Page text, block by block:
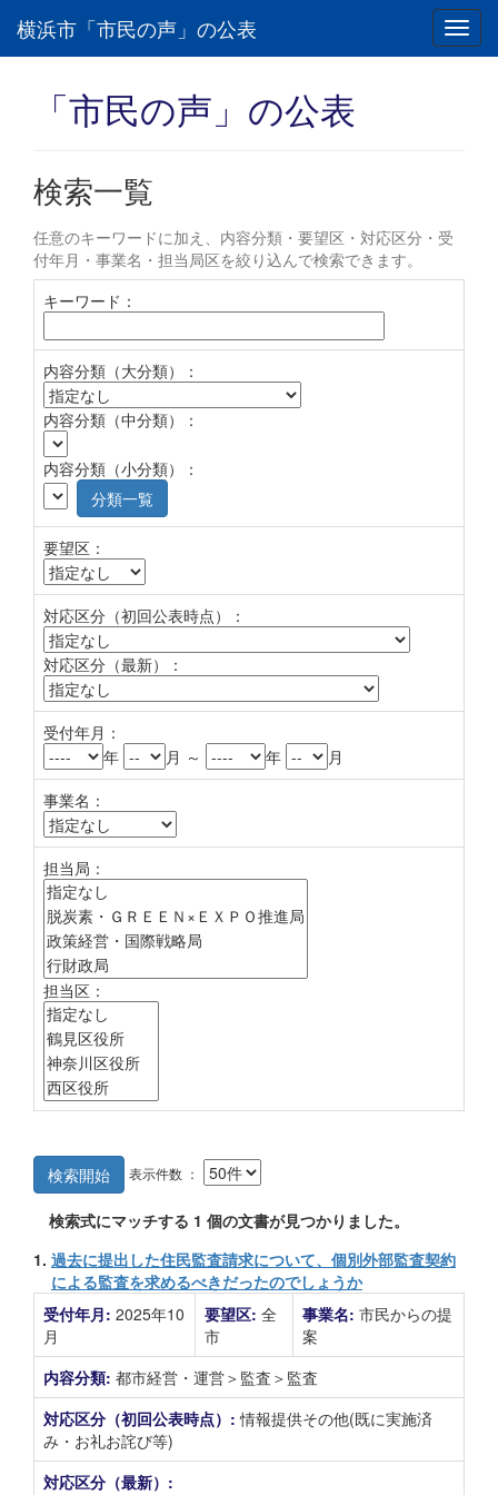
横浜市「市民の声」の公表
「市民の声」の公表
検索一覧
任意のキーワードに加え、内容分類・要望区・対応区分・受
付年月・事業名・担当局区を絞り込んで検索できます。
キーワード：
内容分類（大分類）：
内容分類（中分類）：
内容分類（小分類）：
分類一覧
要望区：
対応区分（初回公表時点）：
対応区分（最新）：
受付年月：
年
月 ～ 年
月
事業名：
担当局：
担当区：
検索開始 表示件数 ：
検索式にマッチする 1 個の文書が見つかりました。
1. 過去に提出した住民監査請求について、個別外部監査契約
による監査を求めるべきだったのでしょうか
受付年月: 2025年10
月
要望区: 全
市
事業名: 市民からの提
案
内容分類: 都市経営・運営＞監査＞監査
対応区分（初回公表時点）:情報提供その他(既に実施済
み・お礼お詫び等)
対応区分（最新）: